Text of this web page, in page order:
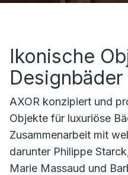
Ikonische
Designbäder
AXOR konzipiert und
Objekte für luxuriöse
Zusammenarbeit mit
darunter Philippe
Marie Massaud und